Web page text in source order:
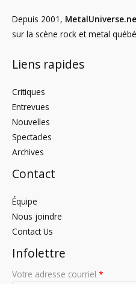
Depuis 2001,
sur la scène rock et metal
Liens rapides
Critiques
Entrevues
Nouvelles
Spectacles
Archives
Contact
Équipe
Nous joindre
Contact Us
Infolettre
Votre adresse courriel *